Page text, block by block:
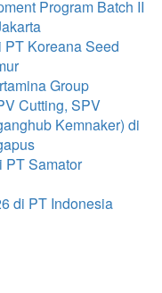
Program Batch II
Koreana Seed
Group
Cutting, SPV
Kemnaker) di
PT Samator
di PT Indonesia